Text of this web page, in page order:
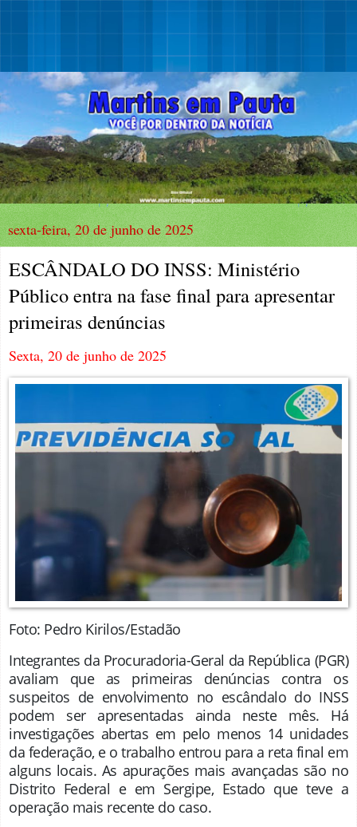
sexta-feira, 20 de junho de 2025
ESCÂNDALO DO INSS: Ministério
Público entra na fase final para apresentar
primeiras denúncias
Sexta, 20 de junho de 2025
Foto: Pedro Kirilos/Estadão
Integrantes da Procuradoria-Geral da República (PGR)
avaliam que as primeiras denúncias contra os
suspeitos de envolvimento no escândalo do INSS
podem ser apresentadas ainda neste mês. Há
investigações abertas em pelo menos 14 unidades
da federação, e o trabalho entrou para a reta final em
alguns locais. As apurações mais avançadas são no
Distrito Federal e em Sergipe, Estado que teve a
operação mais recente do caso.